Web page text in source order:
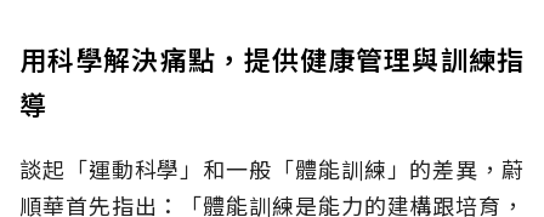
用科學解決痛點，提供健康管理與訓練指
導
談起「運動科學」和一般「體能訓練」的差異，蔚
順華首先指出：「體能訓練是能力的建構跟培育，